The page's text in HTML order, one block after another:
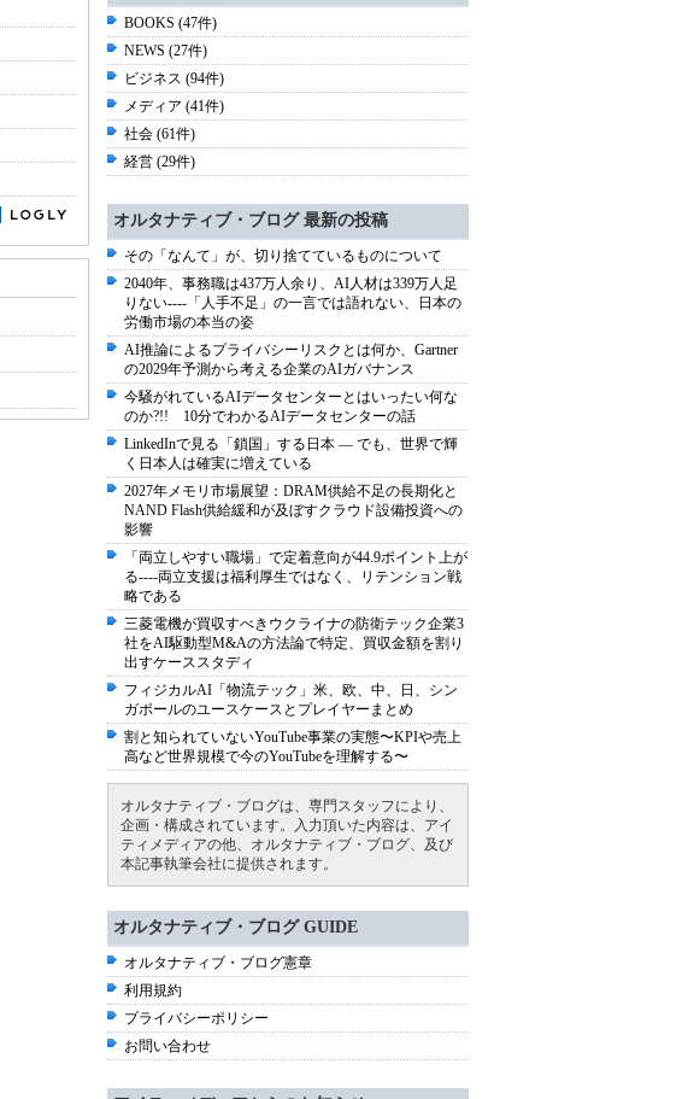
BOOKS (47件)
NEWS (27件)
ビジネス (94件)
メディア (41件)
社会 (61件)
経営 (29件)
オルタナティブ・ブログ 最新の投稿
その「なんて」が、切り捨てているものについて
2040年、事務職は437万人余り、AI人材は339万人足
りない----「人手不足」の一言では語れない、日本の
労働市場の本当の姿
AI推論によるプライバシーリスクとは何か、Gartner
の2029年予測から考える企業のAIガバナンス
今騒がれているAIデータセンターとはいったい何な
のか?!! 10分でわかるAIデータセンターの話
LinkedInで見る「鎖国」する日本 ― でも、世界で輝
く日本人は確実に増えている
2027年メモリ市場展望：DRAM供給不足の長期化と
NAND Flash供給緩和が及ぼすクラウド設備投資への
影響
「両立しやすい職場」で定着意向が44.9ポイント上が
る----両立支援は福利厚生ではなく、リテンション戦
略である
三菱電機が買収すべきウクライナの防衛テック企業3
社をAI駆動型M&Aの方法論で特定、買収金額を割り
出すケーススタディ
フィジカルAI「物流テック」米、欧、中、日、シン
ガポールのユースケースとプレイヤーまとめ
割と知られていないYouTube事業の実態〜KPIや売上
高など世界規模で今のYouTubeを理解する〜
オルタナティブ・ブログは、専門スタッフにより、
企画・構成されています。入力頂いた内容は、アイ
ティメディアの他、オルタナティブ・ブログ、及び
本記事執筆会社に提供されます。
オルタナティブ・ブログ GUIDE
オルタナティブ・ブログ憲章
利用規約
プライバシーポリシー
お問い合わせ